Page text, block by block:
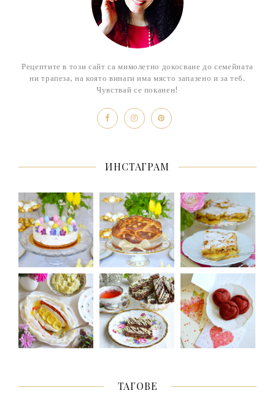
Рецептите в този сайт са мимолетно докосване до семейната
ни трапеза, на която винаги има място запазено и за теб.
Чувствай се поканен!
ИНСТАГРАМ
ТАГОВЕ